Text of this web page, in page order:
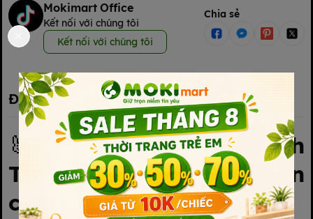
Mokimart Office
Kết nối với chúng tôi
Kết nối với chúng tôi
Chia sẻ
Đặc điểm nổi bật
🐰
Bình Uống Nước Hình
Thỏ – Đáng yêu, an toàn
cho bé yêu